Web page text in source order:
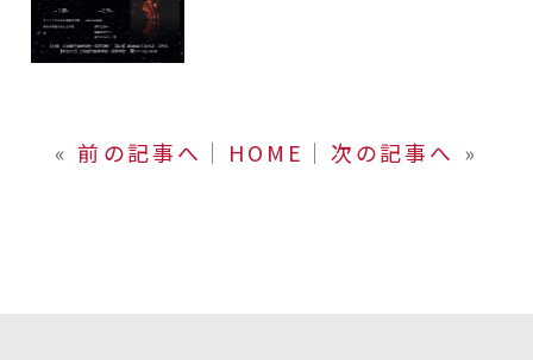
« 前の記事へ │ HOME │ 次の記事へ »